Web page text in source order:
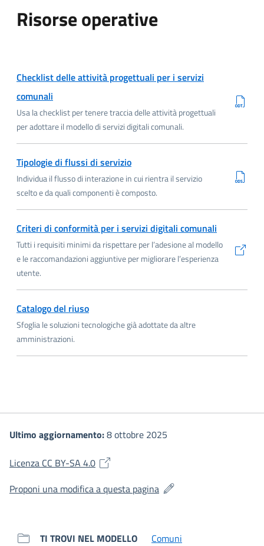
Risorse operative
Scarica ODT
Checklist delle attività progettuali per i servizi
comunali
Usa la checklist per tenere traccia delle attività progettuali
per adottare il modello di servizi digitali comunali.
Scarica ODS
Tipologie di flussi di servizio
Individua il flusso di interazione in cui rientra il servizio
scelto e da quali componenti è composto.
Criteri di conformità per i servizi digitali comunali
Tutti i requisiti minimi da rispettare per l’adesione al modello
e le raccomandazioni aggiuntive per migliorare l’esperienza
utente.
Catalogo del riuso(si apre in una nuova finestra)
Sfoglia le soluzioni tecnologiche già adottate da altre
amministrazioni.
Ultimo aggiornamento:8 ottobre 2025
Licenza CC BY-SA 4.0(si apre in una nuova finestra)
Proponi una modifica a questa pagina (si apre in una nuova
TI TROVI NEL MODELLO Comuni